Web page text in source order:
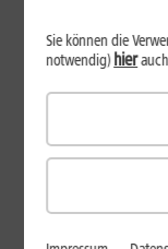
DSL 100
DSL 250
DSL 250
TIPP
Bis zu
Sie können die
notwendig)hier